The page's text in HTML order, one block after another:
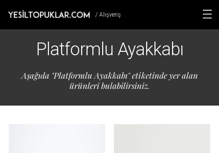
/ Alışveriş
Platformlu Ayakkabı
Aşağıda "Platformlu Ayakkabı" etiketinde yer alan
ürünleri bulabilirsiniz.